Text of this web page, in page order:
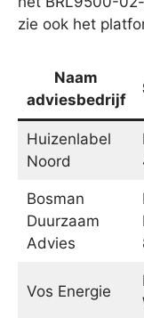
zie ook het
Naam
adviesbedrijf
Huizenlabel
Noord
Bosman
Duurzaam
Advies
Vos Energie